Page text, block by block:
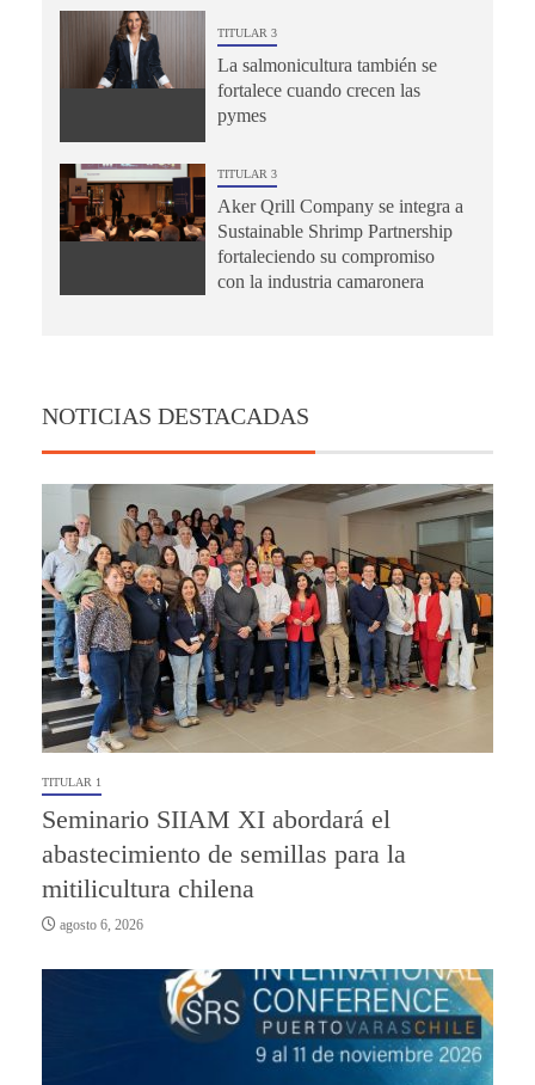
TITULAR 3
La salmonicultura también se
fortalece cuando crecen las
pymes
TITULAR 3
Aker Qrill Company se integra a
Sustainable Shrimp Partnership
fortaleciendo su compromiso
con la industria camaronera
NOTICIAS DESTACADAS
TITULAR 1
Seminario SIIAM XI abordará el
abastecimiento de semillas para la
mitilicultura chilena
agosto 6, 2026